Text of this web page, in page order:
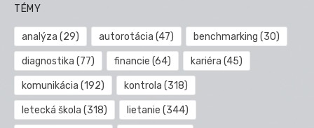
TÉMY
analýza (29) autorotácia (47) benchmarking (30)
diagnostika (77) financie (64) kariéra (45)
komunikácia (192) kontrola (318)
letecká škola (318) lietanie (344)